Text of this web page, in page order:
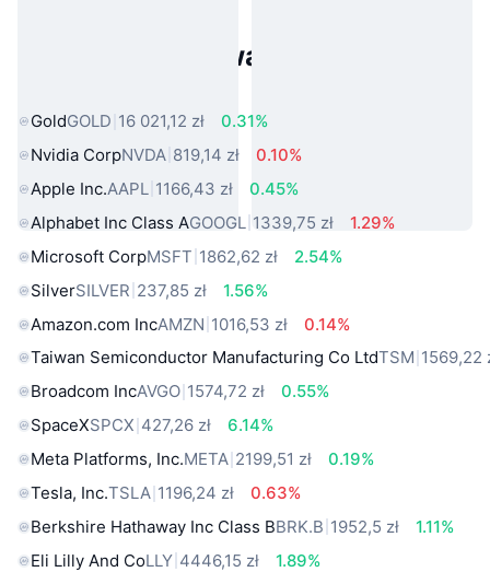
Popularne aktywa ze świata
GoldGOLD 16 021,12 zł
0.31%
Nvidia CorpNVDA 819,14 zł
0.10%
Apple Inc.AAPL 1166,43 zł
0.45%
Alphabet Inc Class AGOOGL 1339,75 zł
1.29%
Microsoft CorpMSFT 1862,62 zł
2.54%
SilverSILVER 237,85 zł
1.56%
Amazon.com IncAMZN 1016,53 zł
0.14%
Taiwan Semiconductor Manufacturing Co LtdTSM 1569,22
Broadcom IncAVGO 1574,72 zł
0.55%
SpaceXSPCX 427,26 zł
6.14%
Meta Platforms, Inc.META 2199,51 zł
0.19%
Tesla, Inc.TSLA 1196,24 zł
0.63%
Berkshire Hathaway Inc Class BBRK.B 1952,5 zł
1.11%
Eli Lilly And CoLLY 4446,15 zł
1.89%